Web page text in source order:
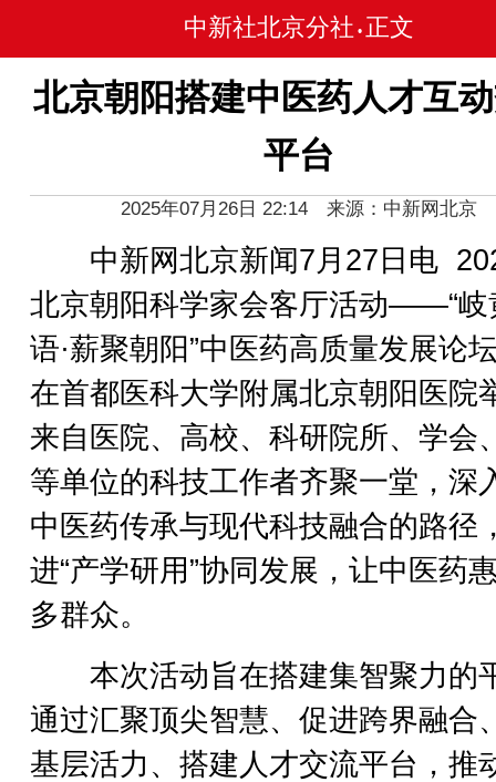
中新社北京分社 • 正文
北京朝阳搭建中医药人才互
平台
2025年07月26日 22:14 来源：中新网北京
中新网北京新闻7月27日电
北京朝阳科学家会客厅活动——“岐
语·薪聚朝阳”中医药高质量发展论
在首都医科大学附属北京朝阳医院
来自医院、高校、科研院所、学会
等单位的科技工作者齐聚一堂，深
中医药传承与现代科技融合的路径
进“产学研用”协同发展，让中医药
多群众。
本次活动旨在搭建集智聚力的
通过汇聚顶尖智慧、促进跨界融合
基层活力、搭建人才交流平台，推